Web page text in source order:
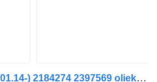
Mann+Hummel XF106 (01.14-) 2184274 2397569 oliekoeler voor DAF XF106 (2014-) trekker